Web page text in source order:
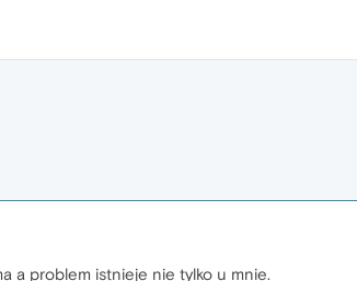
a problem istnieje nie tylko u mnie.